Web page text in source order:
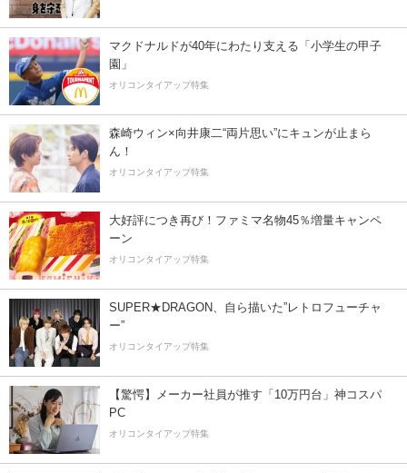
マクドナルドが40年にわたり支える「小学生の甲子
園」
オリコンタイアップ特集
森崎ウィン×向井康二“両片思い”にキュンが止まら
ん！
オリコンタイアップ特集
大好評につき再び！ファミマ名物45％増量キャンペ
ーン
オリコンタイアップ特集
SUPER★DRAGON、自ら描いた”レトロフューチャ
ー”
オリコンタイアップ特集
【驚愕】メーカー社員が推す「10万円台」神コスパ
PC
オリコンタイアップ特集